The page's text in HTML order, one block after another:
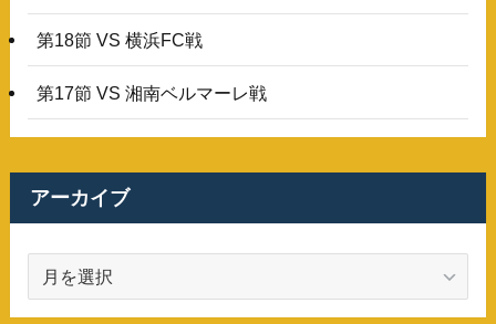
第18節 VS 横浜FC戦
第17節 VS 湘南ベルマーレ戦
アーカイブ